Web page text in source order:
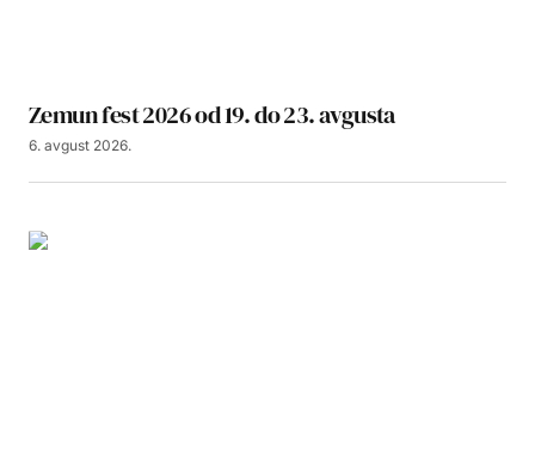
Zemun fest 2026 od 19. do 23. avgusta
6. avgust 2026.